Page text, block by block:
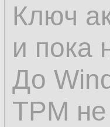
Ключ
и пока
До
TPM